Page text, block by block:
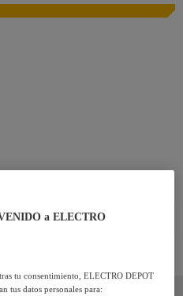
a ELECTRO
tu consentimiento, ELECTRO DEPOT
tus datos personales para: